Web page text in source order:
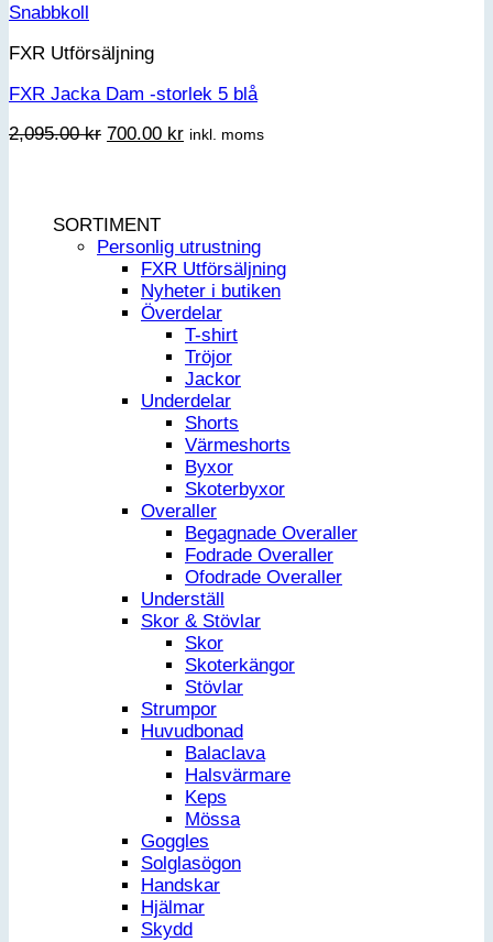
Snabbkoll
FXR Utförsäljning
FXR Jacka Dam -storlek 5 blå
2,095.00kr Det
2,095.00 kr.
700.00 krDet
inkl. moms
SORTIMENT
Personlig utrustning
FXR Utförsäljning
Nyheter i butiken
Överdelar
T-shirt
Tröjor
Jackor
Underdelar
Shorts
Värmeshorts
Byxor
Skoterbyxor
Overaller
Begagnade Overaller
Fodrade Overaller
Ofodrade Overaller
Underställ
Skor & Stövlar
Skor
Skoterkängor
Stövlar
Strumpor
Huvudbonad
Balaclava
Halsvärmare
Keps
Mössa
Goggles
Solglasögon
Handskar
Hjälmar
Skydd